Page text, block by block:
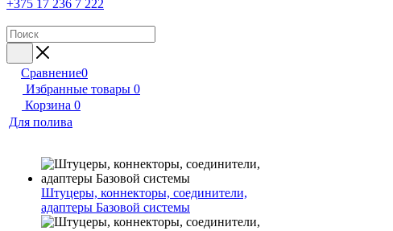
+375 17 236 7 222
Сравнение0
Избранные товары 0
Корзина 0
Для полива
Штуцеры, коннекторы, соединители,
адаптеры Базовой системы